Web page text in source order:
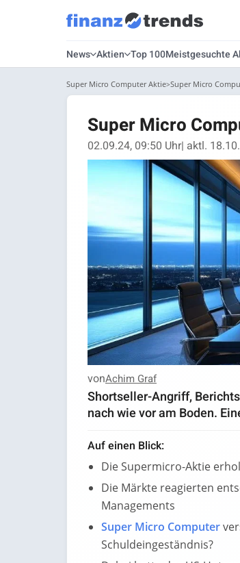
News Aktien Top 100Meistgesuchte
Super Micro Computer Aktie Super Micro
Super Micro
02.09.24, 09:50 Uhr| aktl.
vonAchim Graf
Shortseller-Angriff,
nach wie vor am Boden.
Auf einen Blick:
Die Supermicro-Aktie
Die Märkte reagierten
Managements
Super Micro Computer
Schuldeingeständnis?